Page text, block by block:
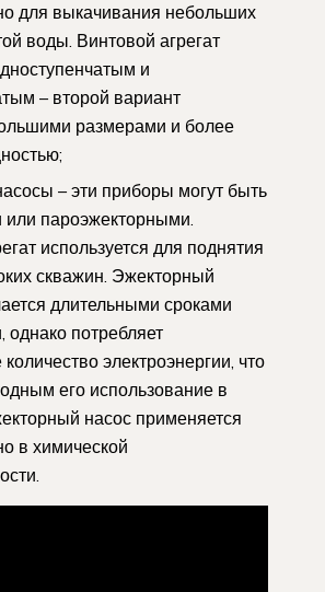
для выкачивания небольших
воды. Винтовой агрегат
и
– второй вариант
размерами и более
– эти приборы могут быть
пароэжекторными.
используется для поднятия
скважин. Эжекторный
длительными сроками
однако потребляет
электроэнергии, что
его использование в
насос применяется
в химической